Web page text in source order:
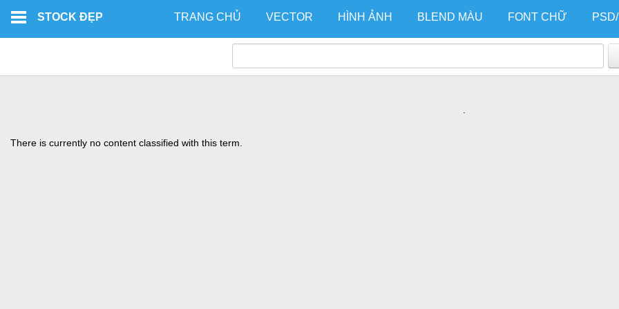
STOCK ĐẸP TRANG CHỦ VECTOR HÌNH ẢNH BLEND MÀU FONT CHỮ
There is currently no content classified with this term.